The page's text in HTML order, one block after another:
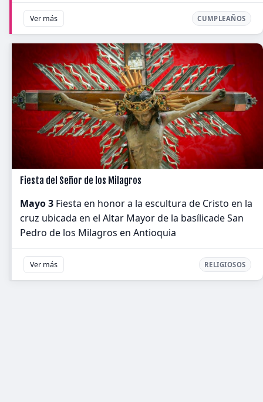
Ver más CUMPLEAÑOS
Fiesta del Señor de los Milagros
Mayo 3 Fiesta en honor a la escultura de Cristo en la
cruz ubicada en el Altar Mayor de la basílicade San
Pedro de los Milagros en Antioquia
Ver más RELIGIOSOS